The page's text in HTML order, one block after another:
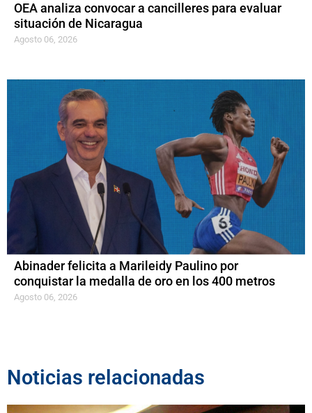
OEA analiza convocar a cancilleres para evaluar
situación de Nicaragua
Agosto 06, 2026
Abinader felicita a Marileidy Paulino por
conquistar la medalla de oro en los 400 metros
Agosto 06, 2026
Noticias relacionadas